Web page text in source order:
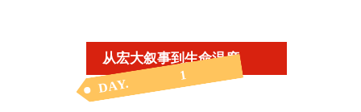
DAY.
1
从宏大叙事到生命温度